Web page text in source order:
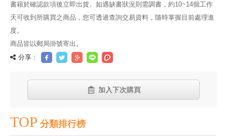
書籍於確認款項後立即出貨。如遇缺書狀況則需調書，約10~14個工作
天可收到所購買之商品，您可透過查詢交易資料，隨時掌握目前處理進
度。
商品皆以郵局掛號寄出。
分享 :
加入下次購買
TOP 分類排行榜